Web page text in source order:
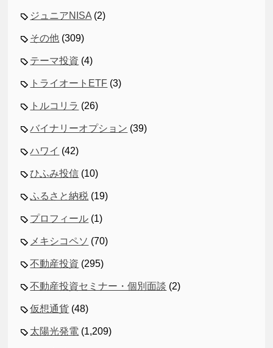
ジュニアNISA (2)
その他 (309)
テーマ投資 (4)
トライオートETF (3)
トルコリラ (26)
バイナリーオプション (39)
ハワイ (42)
ひふみ投信 (10)
ふるさと納税 (19)
プロフィール (1)
メキシコペソ (70)
不動産投資 (295)
不動産投資セミナー・個別面談 (2)
仮想通貨 (48)
太陽光発電 (1,209)